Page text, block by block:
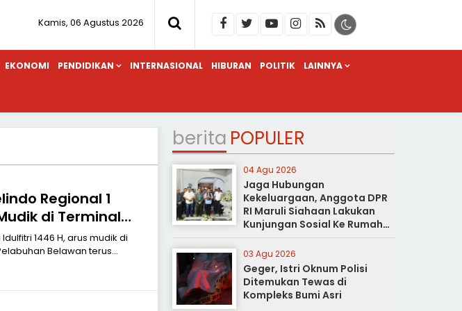
Kamis, 06 Agustus 2026
EKONOMI PENDIDIKAN INTERNASIONAL HIBURAN POLITIK LAINNYA
Regional 1
di Terminal
1446 H, arus mudik di
Belawan terus
berita POPULER
04 Agu 2026
Jaga Hubungan
Kekeluargaan, Anggota DPR
RI Maruli Siahaan Lakukan
Kunjungan Sosial Ke Rumah
Duka
03 Agu 2026
Geger, Istri Oknum Polisi
Ditemukan Tewas di
Kompleks Bumi Asri